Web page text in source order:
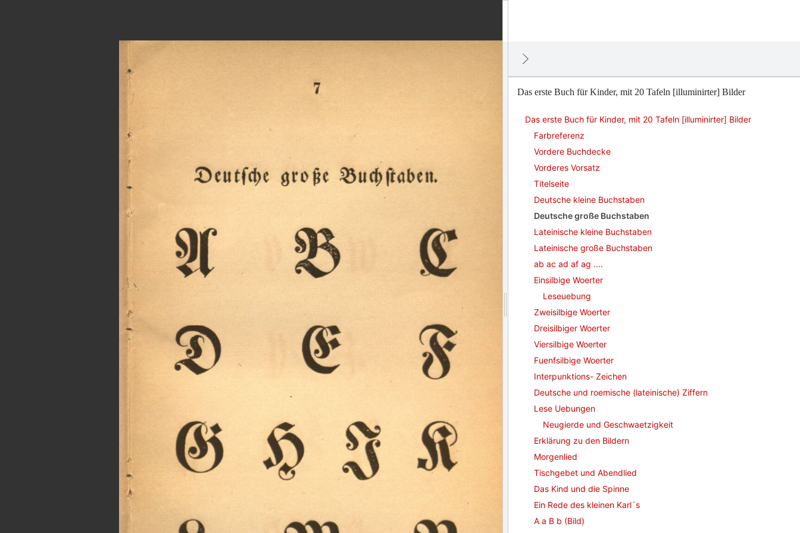
Das erste Buch für Kinder, mit 20 Tafeln [illuminirter] Bilder
Das erste Buch für Kinder, mit 20 Tafeln [illuminirter] Bilder
Farbreferenz
Vordere Buchdecke
Vorderes Vorsatz
Titelseite
Deutsche kleine Buchstaben
Deutsche große Buchstaben
Lateinische kleine Buchstaben
Lateinische große Buchstaben
ab ac ad af ag ....
Einsilbige Woerter
Leseuebung
Zweisilbige Woerter
Dreisilbiger Woerter
Viersilbige Woerter
Fuenfsilbige Woerter
Interpunktions- Zeichen
Deutsche und roemische (lateinische) Ziffern
Lese Uebungen
Neugierde und Geschwaetzigkeit
Erklärung zu den Bildern
Morgenlied
Tischgebet und Abendlied
Das Kind und die Spinne
Ein Rede des kleinen Karl´s
A a B b (Bild)